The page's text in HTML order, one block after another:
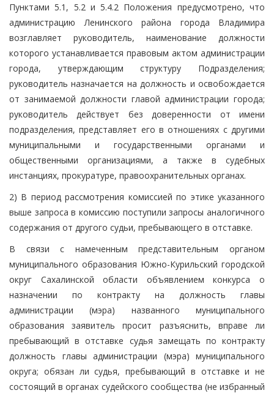
Пунктами 5.1, 5.2 и 5.4.2 Положения предусмотрено, что
администрацию Ленинского района города Владимира
возглавляет руководитель, наименование должности
которого устанавливается правовым актом администрации
города, утверждающим структуру Подразделения;
руководитель назначается на должность и освобождается
от занимаемой должности главой администрации города;
руководитель действует без доверенности от имени
подразделения, представляет его в отношениях с другими
муниципальными и государственными органами и
общественными организациями, а также в судебных
инстанциях, прокуратуре, правоохранительных органах.
2) В период рассмотрения комиссией по этике указанного
выше запроса в комиссию поступили запросы аналогичного
содержания от другого судьи, пребывающего в отставке.
В связи с намеченным представительным органом
муниципального образования Южно-Курильский городской
округ Сахалинской области объявлением конкурса о
назначении по контракту на должность главы
администрации (мэра) названного муниципального
образования заявитель просит разъяснить, вправе ли
пребывающий в отставке судья замещать по контракту
должность главы администрации (мэра) муниципального
округа; обязан ли судья, пребывающий в отставке и не
состоящий в органах судейского сообщества (не избранный